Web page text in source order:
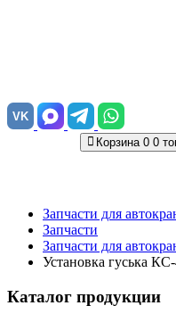
VK
Корзина 0 0
Запчасти для
Запчасти
Запчасти для
Установка гуська
Каталог продукции